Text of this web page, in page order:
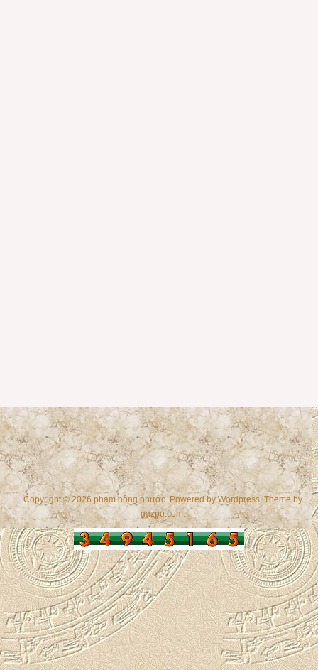
Copyright © 2026 phạm hồng phước. Powered byWordpress, Theme by
gazpo.com.